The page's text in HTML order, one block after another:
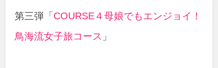
第三弾「 COURSE４母娘でもエンジョイ！
鳥海流女子旅コース 」